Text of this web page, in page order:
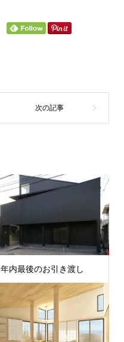
年内最後のお引き渡し